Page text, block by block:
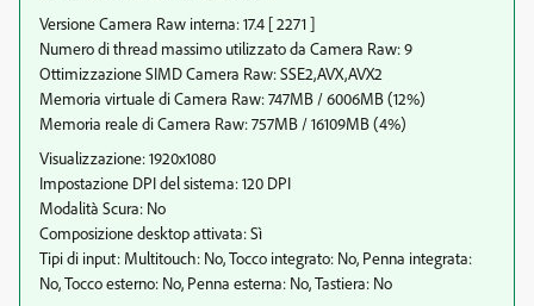
Versione Camera Raw interna: 17.4 [ 2271 ]
Numero di thread massimo utilizzato da Camera Raw: 9
Ottimizzazione SIMD Camera Raw: SSE2,AVX,AVX2
Memoria virtuale di Camera Raw: 747MB / 6006MB (12%)
Memoria reale di Camera Raw: 757MB / 16109MB (4%)
Visualizzazione: 1920x1080
Impostazione DPI del sistema: 120 DPI
Modalità Scura: No
Composizione desktop attivata: Sì
Tipi di input: Multitouch: No, Tocco integrato: No, Penna integrata:
No, Tocco esterno: No, Penna esterna: No, Tastiera: No